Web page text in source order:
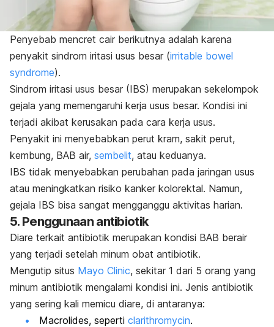
Penyebab mencret cair berikutnya adalah karena
penyakit sindrom iritasi usus besar (irritable bowel
syndrome).
Sindrom iritasi usus besar (IBS) merupakan sekelompok
gejala yang memengaruhi kerja usus besar. Kondisi ini
terjadi akibat kerusakan pada cara kerja usus.
Penyakit ini menyebabkan perut kram, sakit perut,
kembung, BAB air, sembelit, atau keduanya.
IBS tidak menyebabkan perubahan pada jaringan usus
atau meningkatkan risiko kanker kolorektal. Namun,
gejala IBS bisa sangat mengganggu aktivitas harian.
5. Penggunaan antibiotik
Diare terkait antibiotik merupakan kondisi BAB berair
yang terjadi setelah minum obat antibiotik.
Mengutip situs Mayo Clinic, sekitar 1 dari 5 orang yang
minum antibiotik mengalami kondisi ini. Jenis antibiotik
yang sering kali memicu diare, di antaranya:
Macrolides, seperti clarithromycin.